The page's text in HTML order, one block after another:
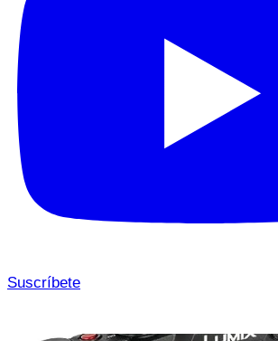
Suscríbete